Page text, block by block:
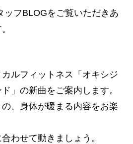
ッフBLOGをご覧いただきあ
ルフィットネス「オキシジ
」の新曲をご案内します。
、身体が暖まる内容をお楽
わせて動きましょう。